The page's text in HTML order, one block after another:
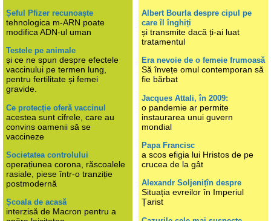
Șeful Pfizer recunoaște
tehnologica m-ARN poate
modifica ADN-ul uman
Testele pe animale
și ce ne spun despre efectele
vaccinului pe termen lung,
pentru fertilitate și femei
gravide.
Ce protecție oferă vaccinul
acestea sunt cifrele, care au
convins oamenii să se
vaccineze
Societatea controlului
operațiunea corona, răscoalele
rasiale, piese într-o tranziție
postmodernă
Școala de acasă
interzisă de Macron pentru a
Albert Bourla despre cipul pe
care îl înghiți
și transmite dacă ți-ai luat
tratamentul
Era nevoie de o femeie frumoasă
Să învețe omul contemporan să
fie bărbat
Jacques Attali, în 2009:
o pandemie ar permite
instaurarea unui guvern
mondial
Papa Francisc
a scos efigia lui Hristos de pe
crucea de la gât
Alexandr Soljenițîn despre
Situația evreilor în Imperiul
Țarist